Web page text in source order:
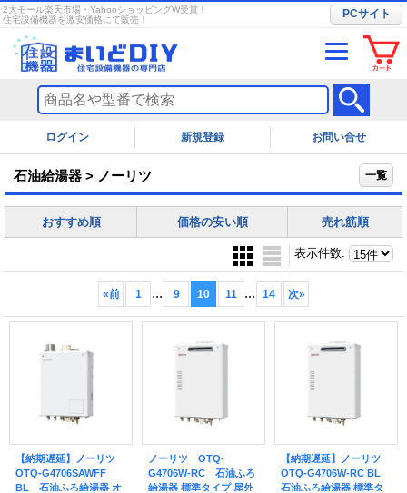
2大モール楽天市場・YahooショッピングW受賞！
住宅設備機器を激安価格にて販売！
PCサイト
ログイン お問い合せ
石油給湯器 > ノーリツ 一覧
おすすめ順 価格の安い順 売れ筋順
表示件数:
«前 1 ... 9 10 11 ... 14 次»
【納期遅延】ノーリツ
OTQ-G4706SAWFF
BL 石油ふろ給湯器 オ
ノーリツ OTQ-
G4706W-RC 石油ふろ
給湯器 標準タイプ 屋外
【納期遅延】ノーリツ
OTQ-G4706W-RC BL
石油ふろ給湯器 標準タ